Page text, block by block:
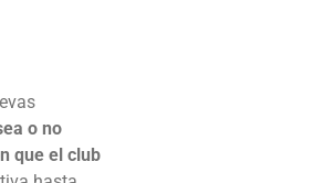
o no
que el club